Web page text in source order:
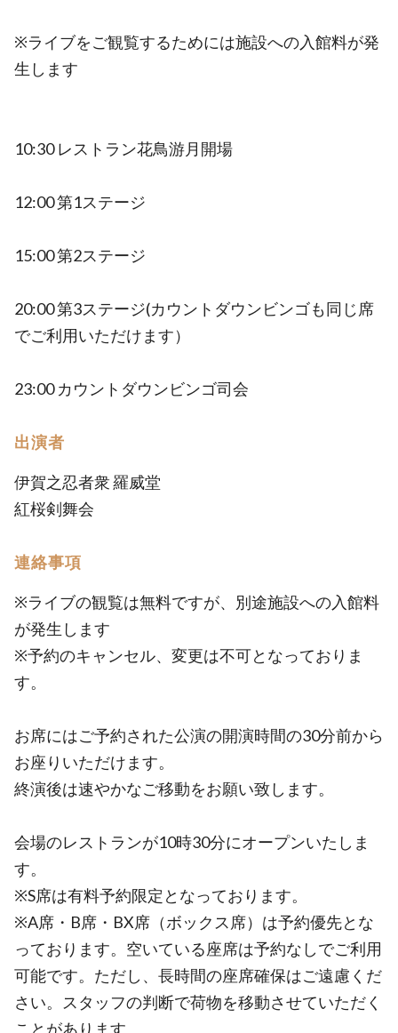
※ライブをご観覧するためには施設への入館料が発
生します
10:30 レストラン花鳥游月開場
12:00 第1ステージ
15:00 第2ステージ
20:00 第3ステージ(カウントダウンビンゴも同じ席
でご利用いただけます）
23:00 カウントダウンビンゴ司会
出演者
伊賀之忍者衆 羅威堂
紅桜剣舞会
連絡事項
※ライブの観覧は無料ですが、別途施設への入館料
が発生します
※予約のキャンセル、変更は不可となっておりま
す。
お席にはご予約された公演の開演時間の30分前から
お座りいただけます。
終演後は速やかなご移動をお願い致します。
会場のレストランが10時30分にオープンいたしま
す。
※S席は有料予約限定となっております。
※A席・B席・BX席（ボックス席）は予約優先とな
っております。空いている座席は予約なしでご利用
可能です。ただし、長時間の座席確保はご遠慮くだ
さい。スタッフの判断で荷物を移動させていただく
ことがあります。